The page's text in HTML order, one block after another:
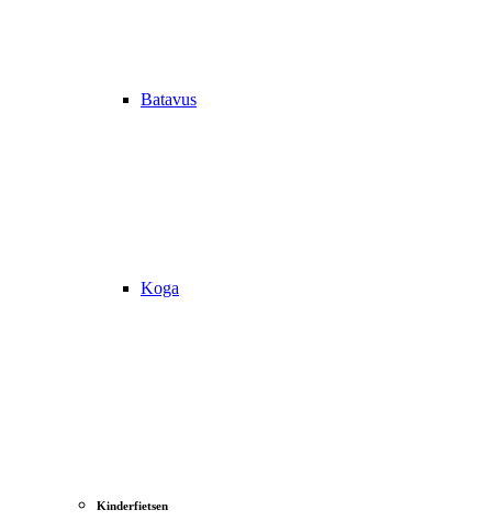
Batavus
Koga
Kinderfietsen